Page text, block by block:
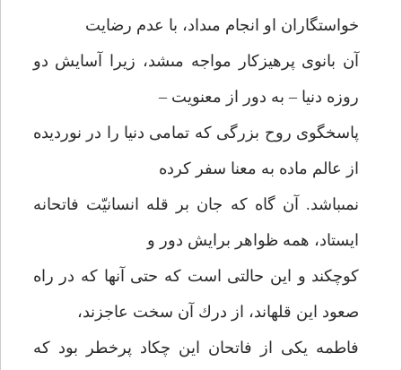
خواستگاران او انجام مى‏داد، با عدم رضايت
آن بانوى پرهيزكار مواجه مى‏شد، زيرا آسايش دو
روزه دنيا – به دور از معنويت –
پاسخگوى روح بزرگى كه تمامى دنيا را در نورديده
از عالم ماده به معنا سفر كرده
نمى‏باشد. آن گاه كه جان بر قله انسانيّت فاتحانه
ايستاد، همه ظواهر برايش دور و
كوچكند و اين حالتى است كه حتى آنها كه در راه
صعود اين قله‏اند، از درك آن سخت عاجزند،
فاطمه يكى از فاتحان اين چكاد پرخطر بود كه